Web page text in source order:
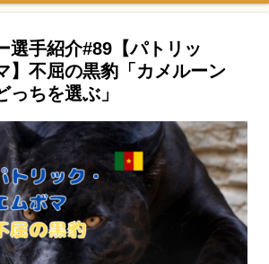
選手紹介#89【パトリッ
】不屈の黒豹「カメルーン
ちを選ぶ」